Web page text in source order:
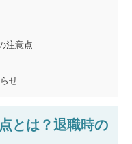
注意点
せ
とは？退職時の